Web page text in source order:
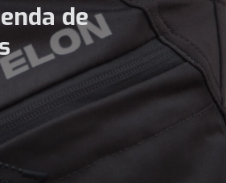
de